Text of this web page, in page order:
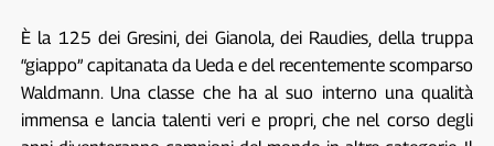
È la 125 dei Gresini, dei Gianola, dei Raudies, della truppa
“giappo” capitanata da Ueda e del recentemente scomparso
Waldmann. Una classe che ha al suo interno una qualità
immensa e lancia talenti veri e propri, che nel corso degli